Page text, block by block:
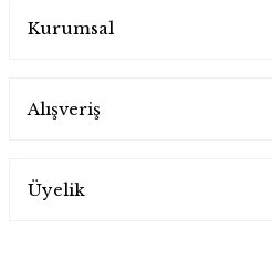
Kurumsal
Alışveriş
Üyelik